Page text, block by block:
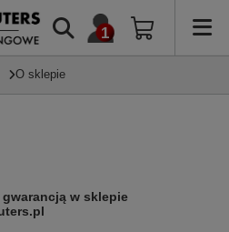
O sklepie
gwarancją w sklepie